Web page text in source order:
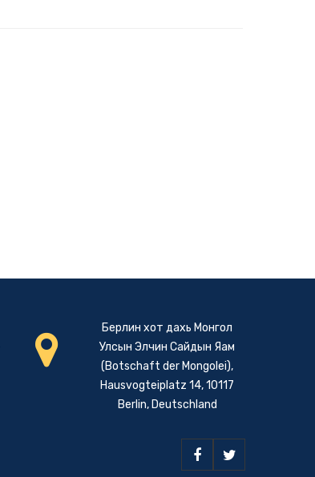
Берлин хот дахь Монгол
Улсын Элчин Сайдын Яам
(Botschaft der Mongolei),
Hausvogteiplatz 14, 10117
Berlin, Deutschland